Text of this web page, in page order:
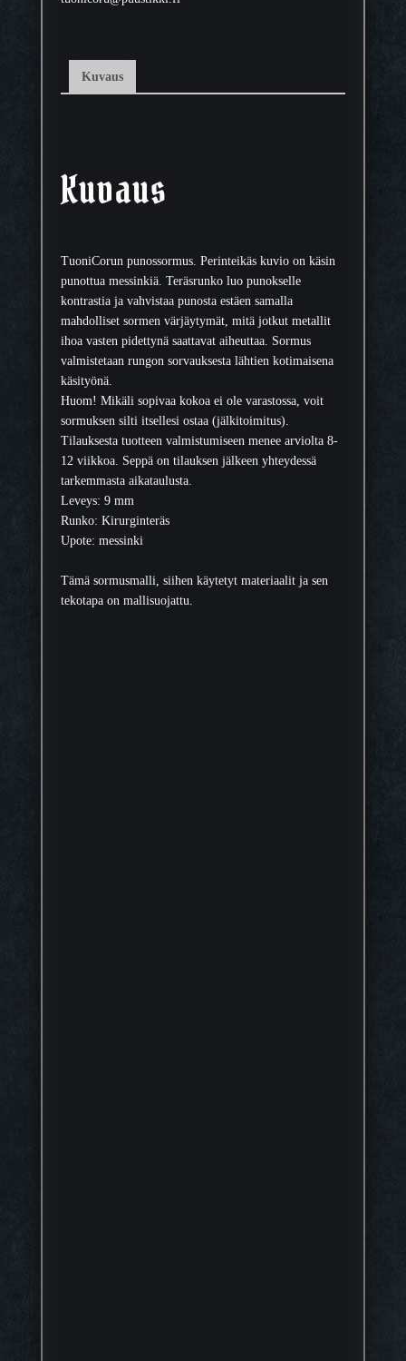
s
u
9
m
ä
ä
r
ä
Kuvaus
Kuvaus
TuoniCorun punossormus. Perinteikäs kuvio on käsin
punottua messinkiä. Teräsrunko luo punokselle
kontrastia ja vahvistaa punosta estäen samalla
mahdolliset sormen värjäytymät, mitä jotkut metallit
ihoa vasten pidettynä saattavat aiheuttaa. Sormus
valmistetaan rungon sorvauksesta lähtien kotimaisena
käsityönä.
Huom! Mikäli sopivaa kokoa ei ole varastossa, voit
sormuksen silti itsellesi ostaa (jälkitoimitus).
Tilauksesta tuotteen valmistumiseen menee arviolta 8-
12 viikkoa. Seppä on tilauksen jälkeen yhteydessä
tarkemmasta aikataulusta.
Leveys: 9 mm
Runko: Kirurginteräs
Upote: messinki
Tämä sormusmalli, siihen käytetyt materiaalit ja sen
tekotapa on mallisuojattu.